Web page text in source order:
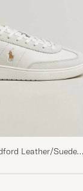
är
Leather/Suede